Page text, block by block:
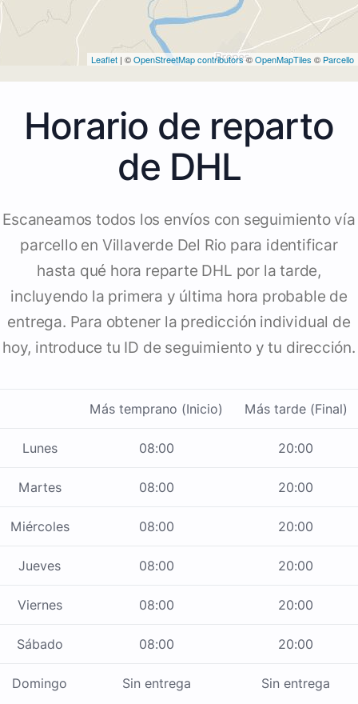
Leaflet | ©OpenStreetMap contributors©OpenMapTiles © Parcello
Horario de reparto
de DHL
Escaneamos todos los envíos con seguimiento vía
parcello en Villaverde Del Rio para identificar
hasta qué hora reparte DHL por la tarde,
incluyendo la primera y última hora probable de
entrega. Para obtener la predicción individual de
hoy, introduce tu ID de seguimiento y tu dirección.
Más temprano (Inicio) Más tarde (Final)
Lunes 08:00 20:00
Martes 08:00 20:00
Miércoles 08:00 20:00
Jueves 08:00 20:00
Viernes 08:00 20:00
Sábado 08:00 20:00
Domingo Sin entrega Sin entrega